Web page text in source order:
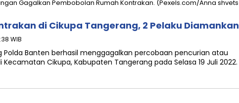
di Cikupa Tangerang, 2 Pelaku Diamankan
WIB
Polda Banten berhasil menggagalkan percobaan pencurian atau
Cikupa, Kabupaten Tangerang pada Selasa 19 Juli 2022.